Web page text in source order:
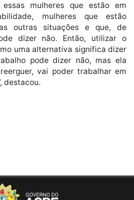
mulheres que estão em
mulheres que estão
outras situações e que, de
dizer não. Então, utilizar o
uma alternativa significa dizer
pode dizer não, mas ela
vai poder trabalhar em
destacou.